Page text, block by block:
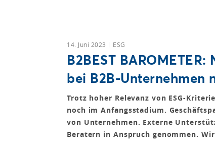
14. Juni 2023 ESG
B2BEST
bei B2B-Unternehmen
Trotz hoher Relevanz von ESG-
noch im Anfangsstadium.
von Unternehmen. Externe
Beratern in Anspruch genommen.